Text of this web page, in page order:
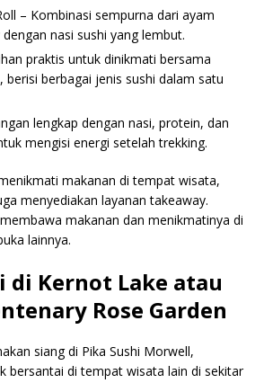
– Kombinasi sempurna dari ayam
nasi sushi yang lembut.
praktis untuk dinikmati bersama
berisi berbagai jenis sushi dalam satu
lengkap dengan nasi, protein, dan
mengisi energi setelah trekking.
makanan di tempat wisata,
menyediakan layanan takeaway.
makanan dan menikmatinya di
lainnya.
di Kernot Lake atau
Rose Garden
siang di Pika Sushi Morwell,
bersantai di tempat wisata lain di sekitar